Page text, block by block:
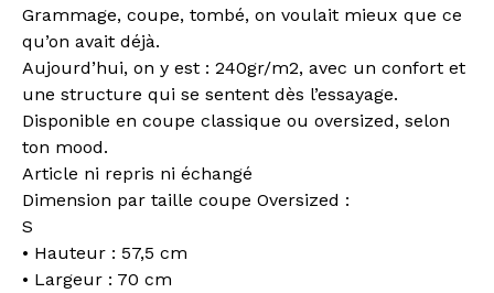
Grammage, coupe, tombé, on voulait mieux que ce
qu’on avait déjà.
Aujourd’hui, on y est : 240gr/m2, avec un confort et
une structure qui se sentent dès l’essayage.
Disponible en coupe classique ou oversized, selon
ton mood.
Article ni repris ni échangé
Dimension par taille coupe Oversized :
S
• Hauteur : 57,5 cm
• Largeur : 70 cm